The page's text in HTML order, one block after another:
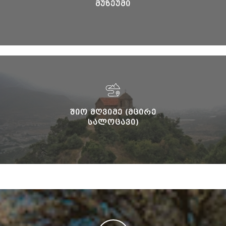
ᲛᲣᲖᲔᲣᲛᲘ
ᲨᲘᲝ ᲛᲦᲕᲘᲛᲔ (ᲛᲪᲘᲠᲔ
ᲡᲐᲚᲝᲪᲐᲕᲘ)